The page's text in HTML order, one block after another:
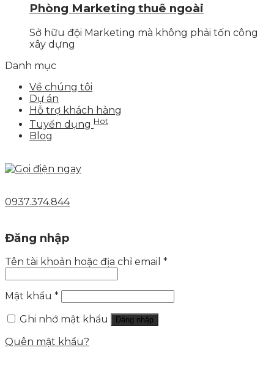
Phòng Marketing thuê ngoài
Sở hữu đội Marketing mà không phải tốn công
xây dựng
Danh mục
Về chúng tôi
Dự án
Hỗ trợ khách hàng
Tuyển dụng Hot
Blog
0937.374.844
Đăng nhập
Tên tài khoản hoặc địa chỉ email *
Mật khẩu *
Ghi nhớ mật khẩu
Đăng nhập
Quên mật khẩu?